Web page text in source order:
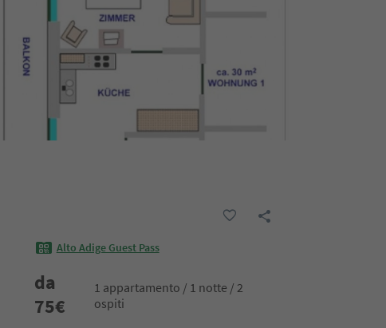
Alto Adige Guest Pass
da
75€
1 appartamento / 1 notte / 2
ospiti